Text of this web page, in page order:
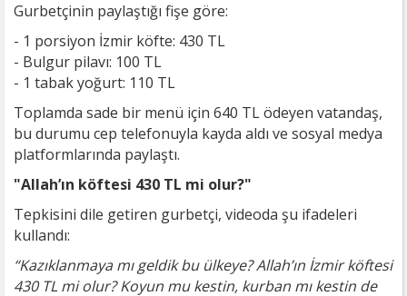
Gurbetçinin paylaştığı fişe göre:
- 1 porsiyon İzmir köfte: 430 TL
- Bulgur pilavı: 100 TL
- 1 tabak yoğurt: 110 TL
Toplamda sade bir menü için 640 TL ödeyen vatandaş,
bu durumu cep telefonuyla kayda aldı ve sosyal medya
platformlarında paylaştı.
"Allah’ın köftesi 430 TL mi olur?"
Tepkisini dile getiren gurbetçi, videoda şu ifadeleri
kullandı:
“Kazıklanmaya mı geldik bu ülkeye? Allah’ın İzmir köftesi
430 TL mi olur? Koyun mu kestin, kurban mı kestin de